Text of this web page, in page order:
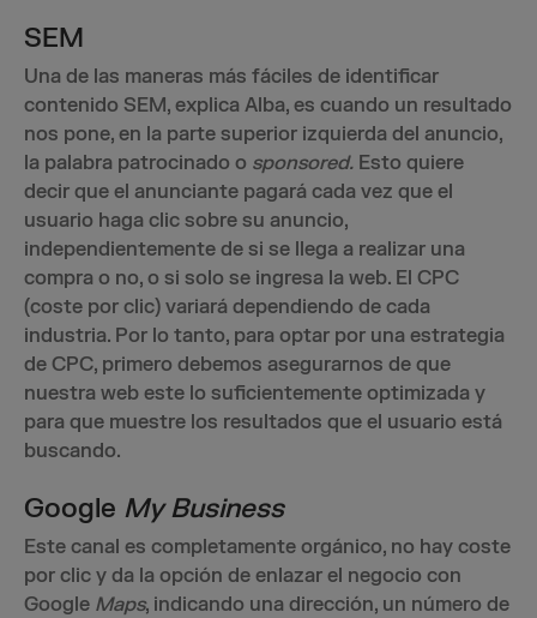
SEM
Una de las maneras más fáciles de identificar
contenido SEM, explica Alba, es cuando un resultado
nos pone, en la parte superior izquierda del anuncio,
la palabra patrocinado o sponsored. Esto quiere
decir que el anunciante pagará cada vez que el
usuario haga clic sobre su anuncio,
independientemente de si se llega a realizar una
compra o no, o si solo se ingresa la web. El CPC
(coste por clic) variará dependiendo de cada
industria. Por lo tanto, para optar por una estrategia
de CPC, primero debemos asegurarnos de que
nuestra web este lo suficientemente optimizada y
para que muestre los resultados que el usuario está
buscando.
Google My Business
Este canal es completamente orgánico, no hay coste
por clic y da la opción de enlazar el negocio con
Google Maps, indicando una dirección, un número de